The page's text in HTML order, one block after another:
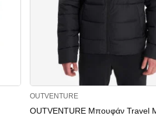
OUTVENTURE
OUTVENTURE Μπουφάν Travel